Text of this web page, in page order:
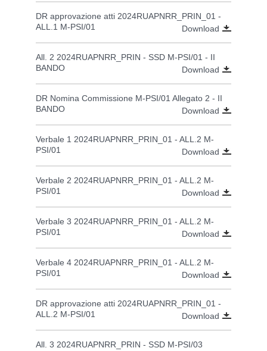
DR approvazione atti 2024RUAPNRR_PRIN_01 -
ALL.1 M-PSI/01
Download
All. 2 2024RUAPNRR_PRIN - SSD M-PSI/01 - II
BANDO
Download
DR Nomina Commissione M-PSI/01 Allegato 2 - II
BANDO
Download
Verbale 1 2024RUAPNRR_PRIN_01 - ALL.2 M-
PSI/01
Download
Verbale 2 2024RUAPNRR_PRIN_01 - ALL.2 M-
PSI/01
Download
Verbale 3 2024RUAPNRR_PRIN_01 - ALL.2 M-
PSI/01
Download
Verbale 4 2024RUAPNRR_PRIN_01 - ALL.2 M-
PSI/01
Download
DR approvazione atti 2024RUAPNRR_PRIN_01 -
ALL.2 M-PSI/01
Download
All. 3 2024RUAPNRR_PRIN - SSD M-PSI/03